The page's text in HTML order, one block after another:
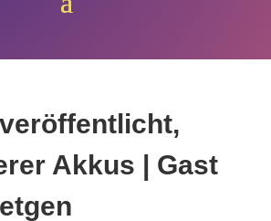
Akkus | Gast